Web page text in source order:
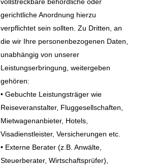
gerichtliche Anordnung hierzu
verpflichtet sein sollten. Zu Dritten, an
die wir Ihre personenbezogenen Daten,
unabhängig von unserer
Leistungserbringung, weitergeben
gehören:
• Gebuchte Leistungsträger wie
Reiseveranstalter, Fluggesellschaften,
Mietwagenanbieter, Hotels,
Visadienstleister, Versicherungen etc.
• Externe Berater (z.B. Anwälte,
Steuerberater, Wirtschaftsprüfer),